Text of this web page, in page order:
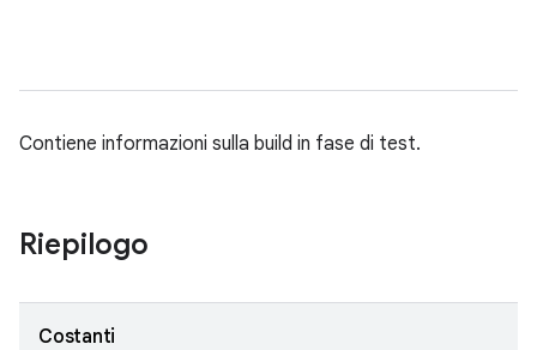
Contiene informazioni sulla build in fase di test.
Riepilogo
Costanti